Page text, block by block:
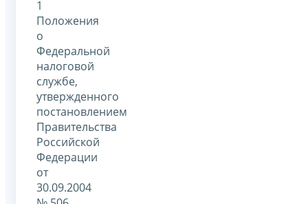
1
Положения
о
Федеральной
налоговой
службе,
утвержденного
постановлением
Правительства
Российской
Федерации
от
30.09.2004